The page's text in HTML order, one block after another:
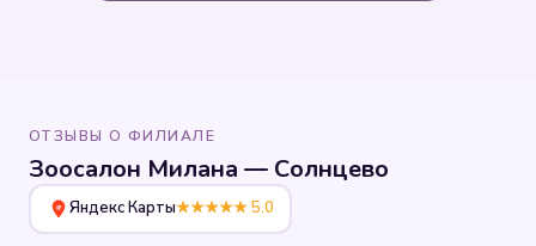
ОТЗЫВЫ О ФИЛИАЛЕ
Зоосалон Милана — Солнцево
Яндекс Карты★★★★★ 5.0